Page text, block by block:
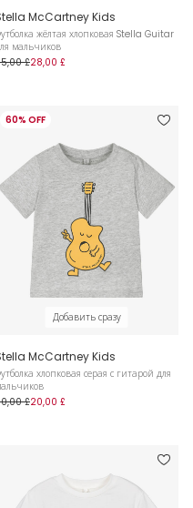
McCartney Kids
жёлтая хлопковая Stella Guitar
мальчиков
£28,00 £
60% OFF
Добавить сразу
McCartney Kids
хлопковая серая с гитарой для
£20,00 £